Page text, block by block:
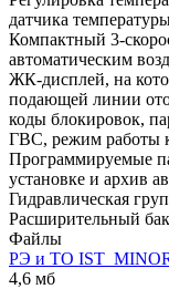
датчика
Компактный 3-
автоматическим
ЖК-дисплей, на
подающей линии
коды блокировок,
ГВС, режим работы
Программируемые
установке и архив
Гидравлическая
Расширительный
Файлы
РЭ и ТО
4,6 мб